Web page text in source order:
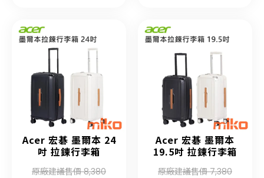
Acer 宏碁 墨爾本 24
吋 拉鍊行李箱
原廠建議售價 8,380
Acer 宏碁 墨爾本
19.5吋 拉鍊行李箱
原廠建議售價 7,380